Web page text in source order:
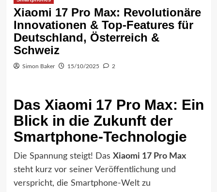
Xiaomi 17 Pro Max: Revolutionäre
Innovationen & Top-Features für
Deutschland, Österreich &
Schweiz
Simon Baker 15/10/2025 2
Das Xiaomi 17 Pro Max: Ein
Blick in die Zukunft der
Smartphone-Technologie
Die Spannung steigt! Das Xiaomi 17 Pro Max
steht kurz vor seiner Veröffentlichung und
verspricht, die Smartphone-Welt zu